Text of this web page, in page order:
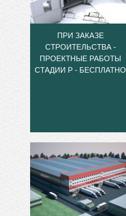
ПРИ ЗАКАЗЕ
СТРОИТЕЛЬСТВА -
ПРОЕКТНЫЕ РАБОТЫ
СТАДИИ Р - БЕСПЛАТНО